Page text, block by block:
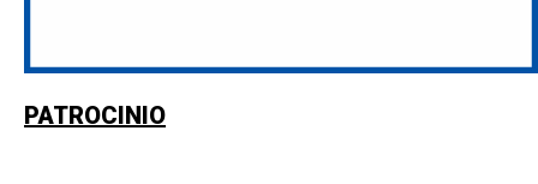
PATROCINIO